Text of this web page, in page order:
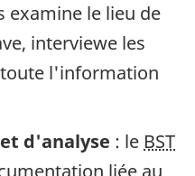
examine le lieu de
interviewe les
l'information
d'analyse : le BST